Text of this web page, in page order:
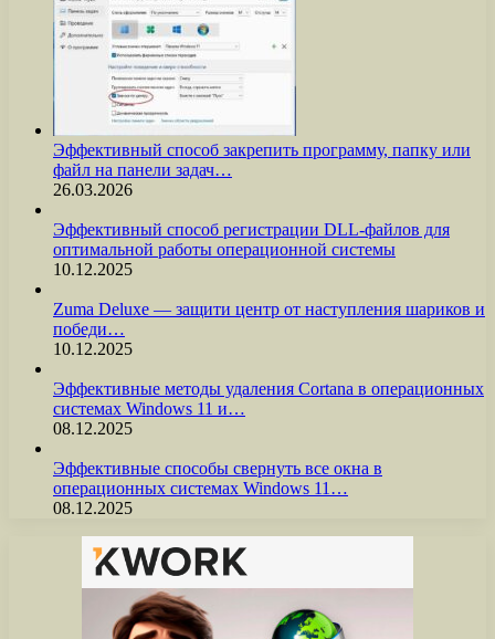
Эффективный способ закрепить программу, папку или
файл на панели задач…
26.03.2026
Эффективный способ регистрации DLL-файлов для
оптимальной работы операционной системы
10.12.2025
Zuma Deluxe — защити центр от наступления шариков и
победи…
10.12.2025
Эффективные методы удаления Cortana в операционных
системах Windows 11 и…
08.12.2025
Эффективные способы свернуть все окна в
операционных системах Windows 11…
08.12.2025